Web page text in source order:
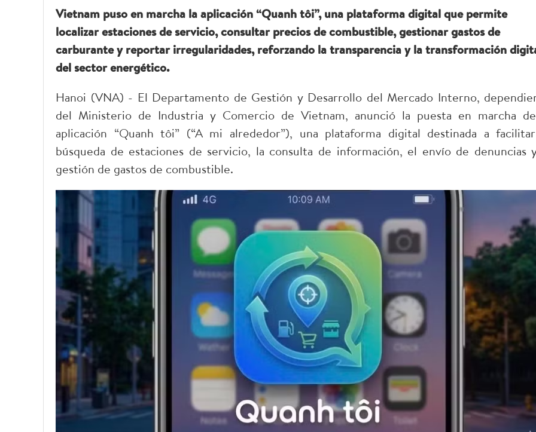
Vietnam puso en marcha la aplicación “Quanh tôi”, una plataforma digital que permite
localizar estaciones de servicio, consultar precios de combustible, gestionar gastos de
carburante y reportar irregularidades, reforzando la transparencia y la transformación
del sector energético.
Hanoi (VNA) - El Departamento de Gestión y Desarrollo del Mercado Interno,
del Ministerio de Industria y Comercio de Vietnam, anunció la puesta en marcha
aplicación “Quanh tôi” (“A mi alrededor”), una plataforma digital destinada a
búsqueda de estaciones de servicio, la consulta de información, el envío de denuncias
gestión de gastos de combustible.